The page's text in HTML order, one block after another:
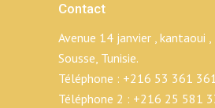
Contact
Avenue 14 janvier , kantaoui
Sousse, Tunisie.
Téléphone : +216 53 361
Téléphone 2 : +216 25 581